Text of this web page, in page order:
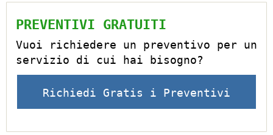
PREVENTIVI GRATUITI
Vuoi richiedere un preventivo per un
servizio di cui hai bisogno?
Richiedi Gratis i Preventivi